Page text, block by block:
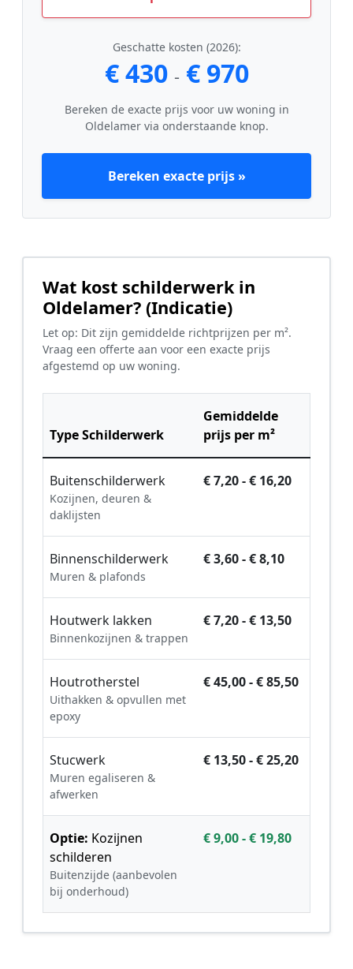
Geschatte kosten (2026):
€ 430 - € 970
Bereken de exacte prijs voor uw woning in
Oldelamer via onderstaande knop.
Bereken exacte prijs »
Wat kost schilderwerk in
Oldelamer? (Indicatie)
Let op: Dit zijn gemiddelde richtprijzen per m².
Vraag een offerte aan voor een exacte prijs
afgestemd op uw woning.
Type Schilderwerk
Gemiddelde
prijs per m²
Buitenschilderwerk
Kozijnen, deuren &
daklijsten
€ 7,20 - € 16,20
Binnenschilderwerk
Muren & plafonds
€ 3,60 - € 8,10
Houtwerk lakken
Binnenkozijnen & trappen
€ 7,20 - € 13,50
Houtrotherstel
Uithakken & opvullen met
epoxy
€ 45,00 - € 85,50
Stucwerk
Muren egaliseren &
afwerken
€ 13,50 - € 25,20
Optie: Kozijnen
schilderen
Buitenzijde (aanbevolen
bij onderhoud)
€ 9,00 - € 19,80